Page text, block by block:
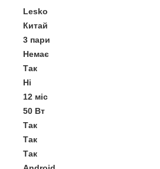
Lesko
Китай
3 пари
Немає
Так
Ні
12 міс
50 Вт
Так
Так
Так